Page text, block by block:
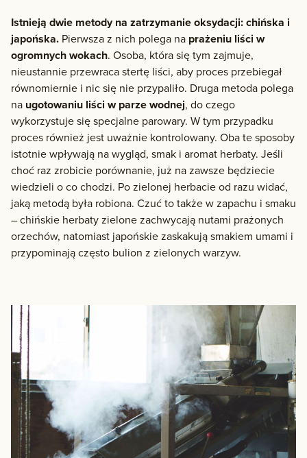
Istnieją dwie metody na zatrzymanie oksydacji: chińska i
japońska. Pierwsza z nich polega na prażeniu liści w
ogromnych wokach. Osoba, która się tym zajmuje,
nieustannie przewraca stertę liści, aby proces przebiegał
równomiernie i nic się nie przypaliło. Druga metoda polega
na ugotowaniu liści w parze wodnej, do czego
wykorzystuje się specjalne parowary. W tym przypadku
proces również jest uważnie kontrolowany. Oba te sposoby
istotnie wpływają na wygląd, smak i aromat herbaty. Jeśli
choć raz zrobicie porównanie, już na zawsze będziecie
wiedzieli o co chodzi. Po zielonej herbacie od razu widać,
jaką metodą była robiona. Czuć to także w zapachu i smaku
– chińskie herbaty zielone zachwycają nutami prażonych
orzechów, natomiast japońskie zaskakują smakiem umami i
przypominają często bulion z zielonych warzyw.